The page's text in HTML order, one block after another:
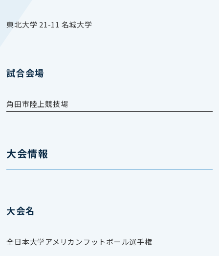
東北大学 21-11 名城大学
試合会場
角田市陸上競技場
大会情報
大会名
全日本大学アメリカンフットボール選手権